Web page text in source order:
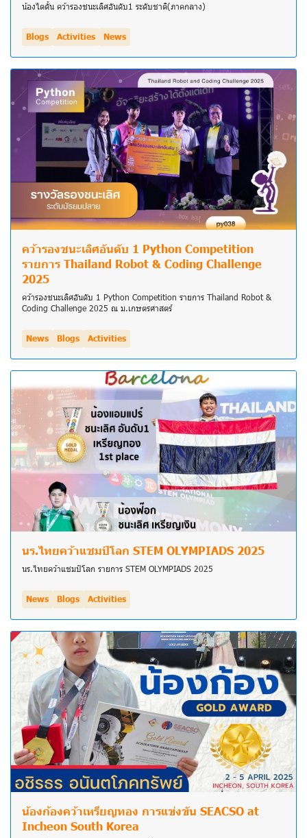
น้องไตตั้น คว้ารองชนะเลิศอันดับ1 ระดับชาติ(ภาคกลาง)
Blogs Activities News
คว้ารองชนะเลิศอันดับ 1 Python Competition
รายการ Thailand Robot & Coding Challenge
2025
คว้ารองชนะเลิศอันดับ 1 Python Competition รายการ Thailand Robot &
Coding Challenge 2025 ณ ม.เกษตรศาสตร์
News Blogs Activities
นร.ไทยคว้าแชมป์โลก STEM OLYMPIADS 2025
นร.ไทยคว้าแชมป์โลก รายการ STEM OLYMPIADS 2025
News Blogs Activities
น้องก้องคว้าเหรียญทอง การแข่งขัน SEACSO at
Incheon South Korea